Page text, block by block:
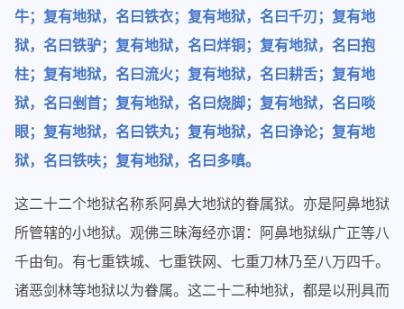
牛；复有地狱，名曰铁衣；复有地狱，名曰千刃；复有地
狱，名曰铁驴；复有地狱，名曰烊铜；复有地狱，名曰抱
柱；复有地狱，名曰流火；复有地狱，名曰耕舌；复有地
狱，名曰剉首；复有地狱，名曰烧脚；复有地狱，名曰啖
眼；复有地狱，名曰铁丸；复有地狱，名曰诤论；复有地
狱，名曰铁呋；复有地狱，名曰多嗔。
这二十二个地狱名称系阿鼻大地狱的眷属狱。亦是阿鼻地狱
所管辖的小地狱。观佛三昧海经亦谓：阿鼻地狱纵广正等八
千由旬。有七重铁城、七重铁网、七重刀林乃至八万四千。
诸恶剑林等地狱以为眷属。这二十二种地狱，都是以刑具而